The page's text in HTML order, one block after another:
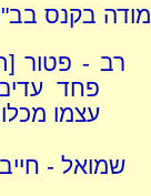
מודה בקנס
רב - פטור
פחד
עצמו
שמואל -